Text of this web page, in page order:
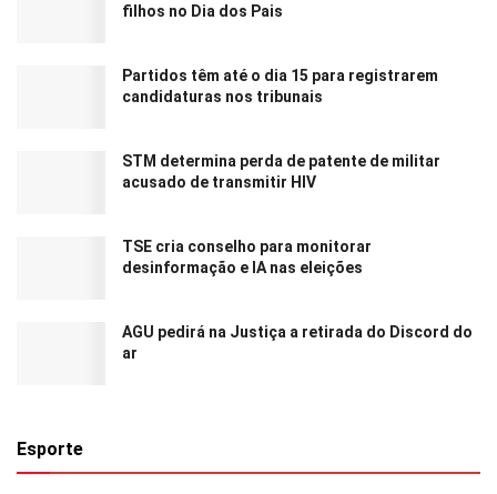
filhos no Dia dos Pais
Partidos têm até o dia 15 para registrarem
candidaturas nos tribunais
STM determina perda de patente de militar
acusado de transmitir HIV
TSE cria conselho para monitorar
desinformação e IA nas eleições
AGU pedirá na Justiça a retirada do Discord do
ar
Esporte